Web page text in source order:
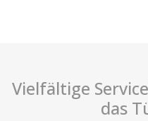
Vielfältige
das